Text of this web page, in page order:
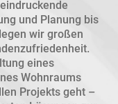
und Planung bis
wir großen
eines
Wohnraums
Projekts geht –